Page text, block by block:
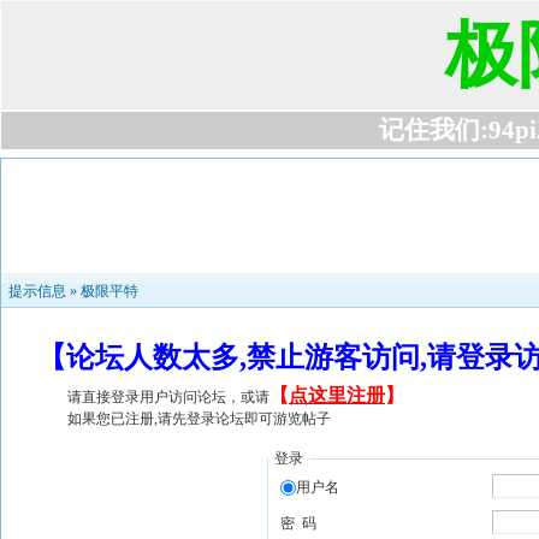
极
记住我们
提示信息 » 极限平特
【论坛人数太多,禁止游客访问,请登
请直接登录用户访问论坛，或请 【 点这里注册】
如果您已注册,请先登录论坛即可游览帖子
登录
用户名
密 码